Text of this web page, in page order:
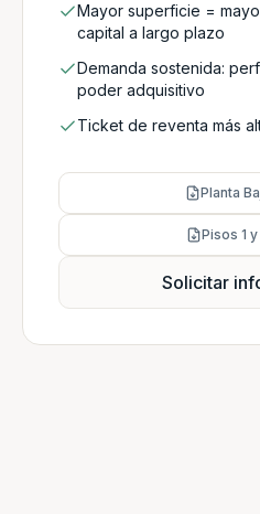
Mayor superficie =
capital a largo plazo
Demanda sostenida:
poder adquisitivo
Ticket de reventa más
Planta
Pisos 1 y
Solicitar